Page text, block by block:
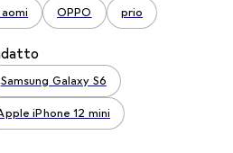
OPPO prio
Samsung Galaxy S6
iPhone 12 mini